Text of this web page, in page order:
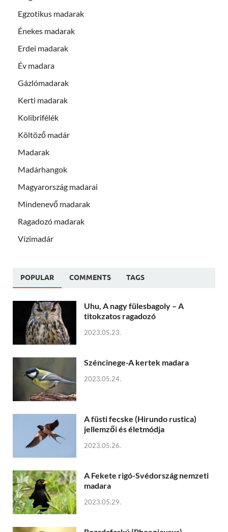
Egzotikus madarak
Énekes madarak
Erdei madarak
Év madara
Gázlómadarak
Kerti madarak
Kolibrifélék
Költöző madár
Madarak
Madárhangok
Magyarország madarai
Mindenevő madarak
Ragadozó madarak
Vízimadár
POPULAR COMMENTS TAGS
Uhu, A nagy fülesbagoly – A
titokzatos ragadozó
2023.05.23.
Széncinege-A kertek madara
2023.05.24.
A füsti fecske (Hirundo rustica)
jellemzői és életmódja
2023.05.26.
A Fekete rigó-Svédország nemzeti
madara
2023.05.29.